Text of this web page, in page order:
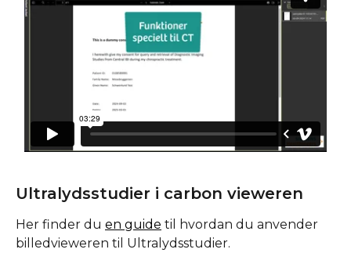
Ultralydsstudier i carbon vieweren
Her finder du en guide til hvordan du anvender
billedvieweren til Ultralydsstudier.